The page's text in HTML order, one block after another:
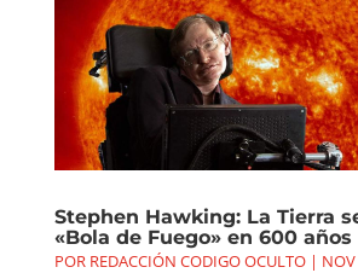
Stephen Hawking: La Tierra
«Bola de Fuego» en 600 años
POR REDACCIÓN CODIGO OCULTO|